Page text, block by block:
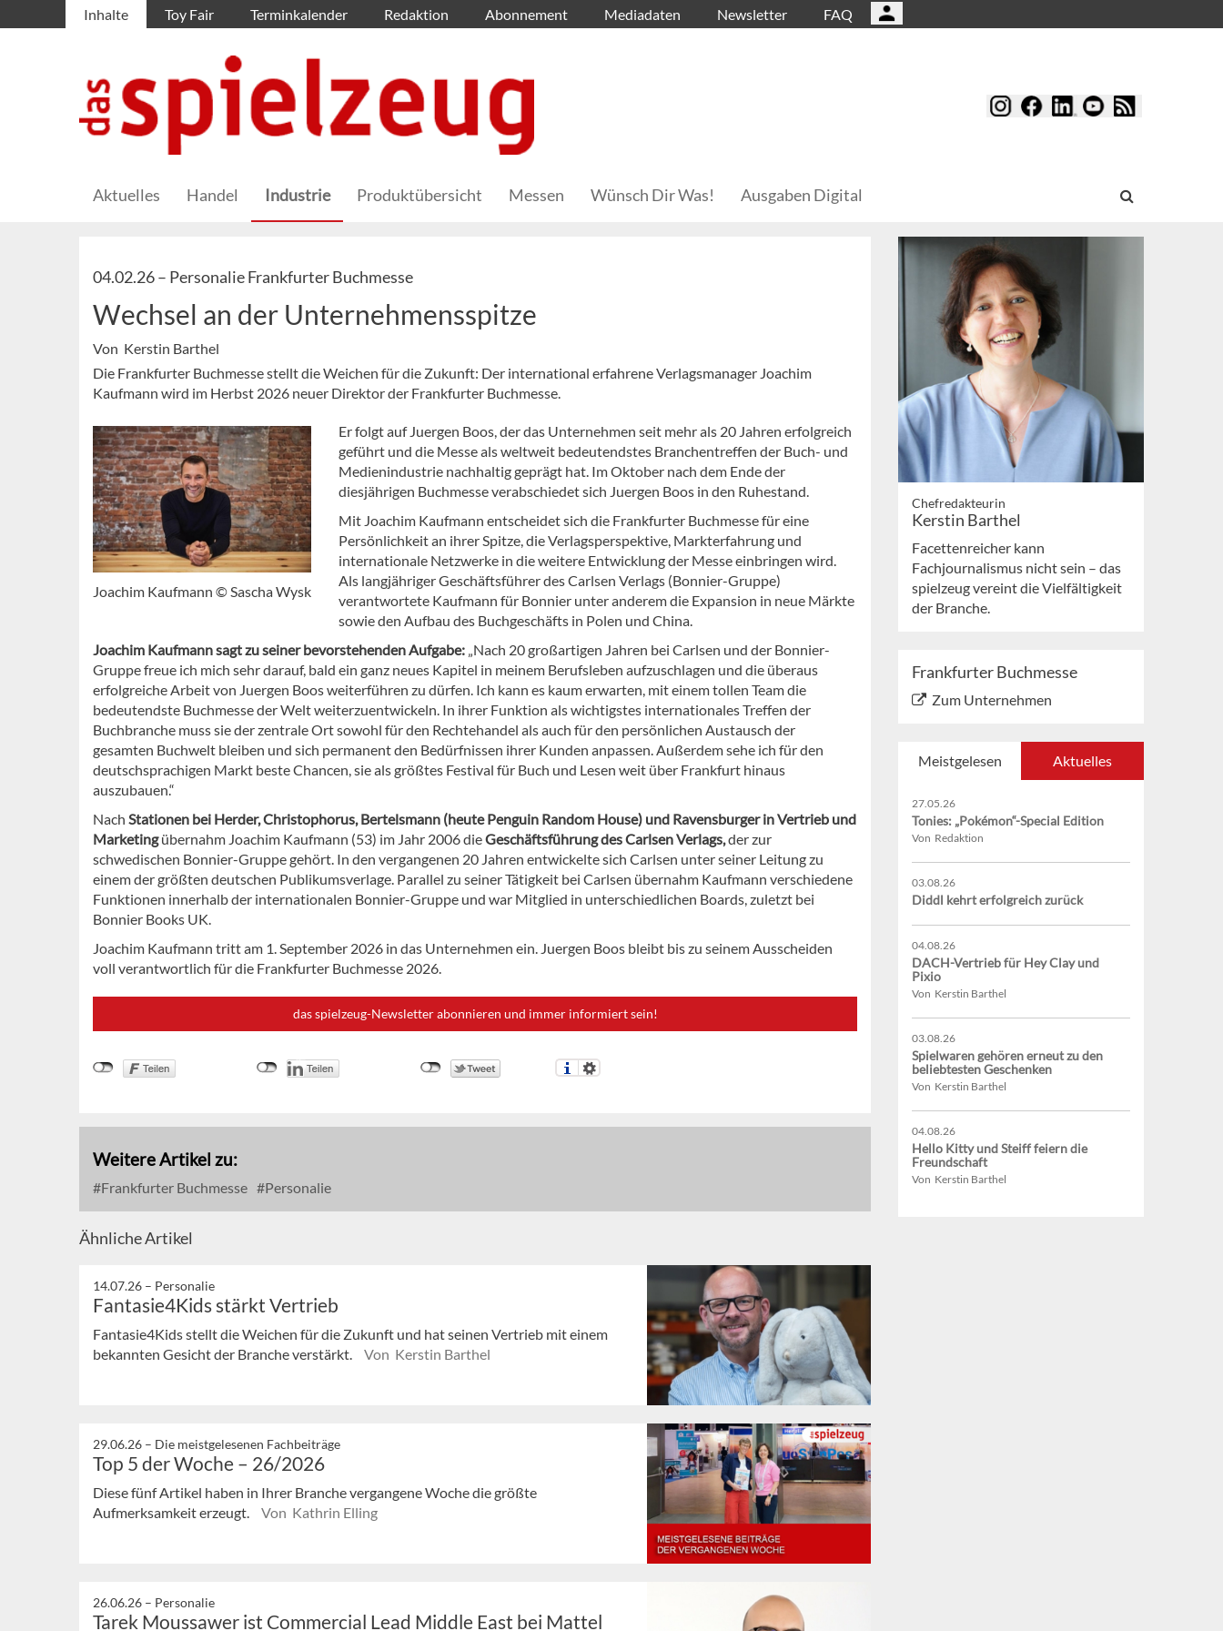
Inhalte Toy Fair Terminkalender Redaktion Abonnement Mediadaten Newsletter FAQ
Aktuelles Handel Industrie Produktübersicht Messen Wünsch Dir Was! Ausgaben Digital
04.02.26 – Personalie Frankfurter Buchmesse
Wechsel an der Unternehmensspitze
Von Kerstin Barthel
Die Frankfurter Buchmesse stellt die Weichen für die Zukunft: Der international erfahrene Verlagsmanager Joachim
Kaufmann wird im Herbst 2026 neuer Direktor der Frankfurter Buchmesse.
Joachim Kaufmann © Sascha Wysk
Er folgt auf Juergen Boos, der das Unternehmen seit mehr als 20 Jahren erfolgreich
geführt und die Messe als weltweit bedeutendstes Branchentreffen der Buch- und
Medienindustrie nachhaltig geprägt hat. Im Oktober nach dem Ende der
diesjährigen Buchmesse verabschiedet sich Juergen Boos in den Ruhestand.
Mit Joachim Kaufmann entscheidet sich die Frankfurter Buchmesse für eine
Persönlichkeit an ihrer Spitze, die Verlagsperspektive, Markterfahrung und
internationale Netzwerke in die weitere Entwicklung der Messe einbringen wird.
Als langjähriger Geschäftsführer des Carlsen Verlags (Bonnier-Gruppe)
verantwortete Kaufmann für Bonnier unter anderem die Expansion in neue Märkte
sowie den Aufbau des Buchgeschäfts in Polen und China.
Joachim Kaufmann sagt zu seiner bevorstehenden Aufgabe: „Nach 20 großartigen Jahren bei Carlsen und der Bonnier-
Gruppe freue ich mich sehr darauf, bald ein ganz neues Kapitel in meinem Berufsleben aufzuschlagen und die überaus
erfolgreiche Arbeit von Juergen Boos weiterführen zu dürfen. Ich kann es kaum erwarten, mit einem tollen Team die
bedeutendste Buchmesse der Welt weiterzuentwickeln. In ihrer Funktion als wichtigstes internationales Treffen der
Buchbranche muss sie der zentrale Ort sowohl für den Rechtehandel als auch für den persönlichen Austausch der
gesamten Buchwelt bleiben und sich permanent den Bedürfnissen ihrer Kunden anpassen. Außerdem sehe ich für den
deutschsprachigen Markt beste Chancen, sie als größtes Festival für Buch und Lesen weit über Frankfurt hinaus
auszubauen.“
Nach Stationen bei Herder, Christophorus, Bertelsmann (heute Penguin Random House) und Ravensburger in Vertrieb und
Marketingübernahm Joachim Kaufmann (53) im Jahr 2006 dieGeschäftsführung des Carlsen Verlags,der zur
schwedischen Bonnier-Gruppe gehört. In den vergangenen 20 Jahren entwickelte sich Carlsen unter seiner Leitung zu
einem der größten deutschen Publikumsverlage. Parallel zu seiner Tätigkeit bei Carlsen übernahm Kaufmann verschiedene
Funktionen innerhalb der internationalen Bonnier-Gruppe und war Mitglied in unterschiedlichen Boards, zuletzt bei
Bonnier Books UK.
Joachim Kaufmann tritt am 1. September 2026 in das Unternehmen ein. Juergen Boos bleibt bis zu seinem Ausscheiden
voll verantwortlich für die Frankfurter Buchmesse 2026.
das spielzeug-Newsletter abonnieren und immer informiert sein!
Weitere Artikel zu:
Frankfurter Buchmesse Personalie
Ähnliche Artikel
14.07.26 – Personalie
Fantasie4Kids stärkt Vertrieb
Fantasie4Kids stellt die Weichen für die Zukunft und hat seinen Vertrieb mit einem
bekannten Gesicht der Branche verstärkt.
Von Kerstin Barthel
29.06.26 – Die meistgelesenen Fachbeiträge
Top 5 der Woche – 26/2026
Diese fünf Artikel haben in Ihrer Branche vergangene Woche die größte
Aufmerksamkeit erzeugt.
Von Kathrin Elling
26.06.26 – Personalie
Tarek Moussawer ist Commercial Lead Middle East bei Mattel
Chefredakteurin
Kerstin Barthel
Facettenreicher kann
Fachjournalismus nicht sein – das
spielzeug vereint die Vielfältigkeit
der Branche.
Frankfurter Buchmesse
Zum Unternehmen
Meistgelesen Aktuelles
27.05.26
Tonies: „Pokémon“-Special Edition
Von Redaktion
03.08.26
Diddl kehrt erfolgreich zurück
04.08.26
DACH-Vertrieb für Hey Clay und
Pixio
Von Kerstin Barthel
03.08.26
Spielwaren gehören erneut zu den
beliebtesten Geschenken
Von Kerstin Barthel
04.08.26
Hello Kitty und Steiff feiern die
Freundschaft
Von Kerstin Barthel